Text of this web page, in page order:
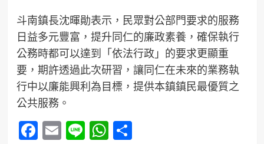
斗南鎮長沈暉勛表示，民眾對公部門要求的服務
日益多元豐富，提升同仁的廉政素養，確保執行
公務時都可以達到「依法行政」的要求更顯重
要，期許透過此次研習，讓同仁在未來的業務執
行中以廉能興利為目標，提供本鎮鎮民最優質之
公共服務。
Facebook
Email
LineWhatsApp
分